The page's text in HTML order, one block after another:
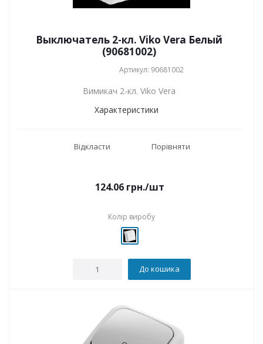
Выключатель 2-кл. Viko Vera Белый
(90681002)
Артикул: 90681002
Вимикач 2-кл. Viko Vera
Характеристики
Відкласти Порівняти
124.06грн./шт
Колір виробу
До кошика